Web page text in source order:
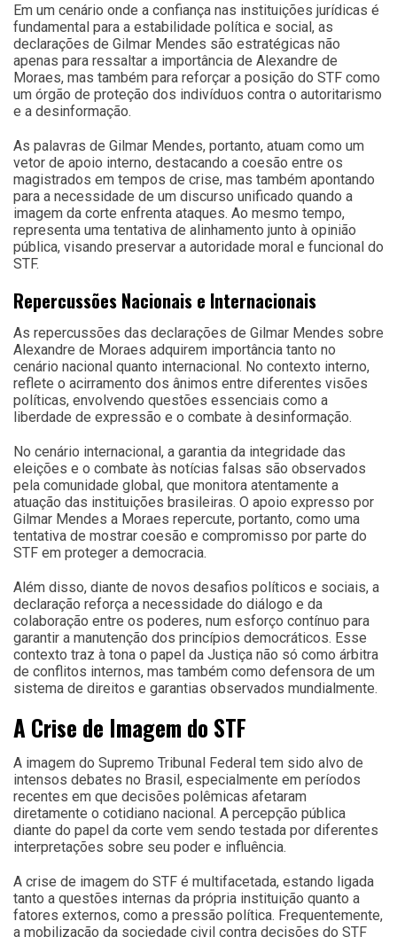
Em um cenário onde a confiança nas instituições jurídicas é
fundamental para a estabilidade política e social, as
declarações de Gilmar Mendes são estratégicas não
apenas para ressaltar a importância de Alexandre de
Moraes, mas também para reforçar a posição do STF como
um órgão de proteção dos indivíduos contra o autoritarismo
e a desinformação.
As palavras de Gilmar Mendes, portanto, atuam como um
vetor de apoio interno, destacando a coesão entre os
magistrados em tempos de crise, mas também apontando
para a necessidade de um discurso unificado quando a
imagem da corte enfrenta ataques. Ao mesmo tempo,
representa uma tentativa de alinhamento junto à opinião
pública, visando preservar a autoridade moral e funcional do
STF.
Repercussões Nacionais e Internacionais
As repercussões das declarações de Gilmar Mendes sobre
Alexandre de Moraes adquirem importância tanto no
cenário nacional quanto internacional. No contexto interno,
reflete o acirramento dos ânimos entre diferentes visões
políticas, envolvendo questões essenciais como a
liberdade de expressão e o combate à desinformação.
No cenário internacional, a garantia da integridade das
eleições e o combate às notícias falsas são observados
pela comunidade global, que monitora atentamente a
atuação das instituições brasileiras. O apoio expresso por
Gilmar Mendes a Moraes repercute, portanto, como uma
tentativa de mostrar coesão e compromisso por parte do
STF em proteger a democracia.
Além disso, diante de novos desafios políticos e sociais, a
declaração reforça a necessidade do diálogo e da
colaboração entre os poderes, num esforço contínuo para
garantir a manutenção dos princípios democráticos. Esse
contexto traz à tona o papel da Justiça não só como árbitra
de conflitos internos, mas também como defensora de um
sistema de direitos e garantias observados mundialmente.
A Crise de Imagem do STF
A imagem do Supremo Tribunal Federal tem sido alvo de
intensos debates no Brasil, especialmente em períodos
recentes em que decisões polêmicas afetaram
diretamente o cotidiano nacional. A percepção pública
diante do papel da corte vem sendo testada por diferentes
interpretações sobre seu poder e influência.
A crise de imagem do STF é multifacetada, estando ligada
tanto a questões internas da própria instituição quanto a
fatores externos, como a pressão política. Frequentemente,
a mobilização da sociedade civil contra decisões do STF